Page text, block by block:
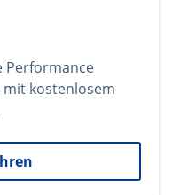
Performance
kostenlosem